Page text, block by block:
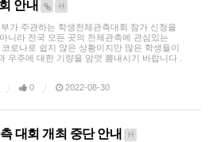
안내 H
가 주관하는 학생천체관측대회 참가 신청을
니라 전국 모든 곳의 천체관측에 관심있는
로나로 쉽지 않은 상황이지만 많은 학생들이
우주에 대한 기량을 맘껏 뽐내시기 바랍니다 .
0 2022-08-30
대회 개최 중단 안내 H